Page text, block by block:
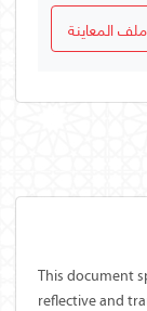
المعاينة
This document
reflective and